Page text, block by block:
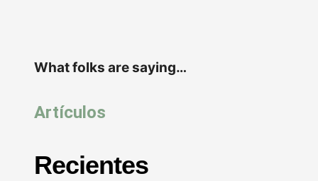
What folks are saying…
Artículos
Recientes